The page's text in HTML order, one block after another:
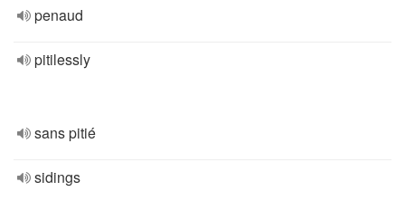
penaud
pitilessly
sans pitié
sidings